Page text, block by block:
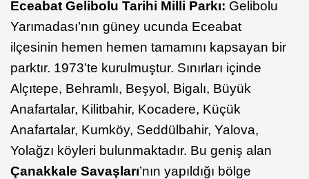
Eceabat Gelibolu Tarihi Milli Parkı: Gelibolu
Yarımadası’nın güney ucunda Eceabat
ilçesinin hemen hemen tamamını kapsayan bir
parktır. 1973’te kurulmuştur. Sınırları içinde
Alçıtepe, Behramlı, Beşyol, Bigalı, Büyük
Anafartalar, Kilitbahir, Kocadere, Küçük
Anafartalar, Kumköy, Seddülbahir, Yalova,
Yolağzı köyleri bulunmaktadır. Bu geniş alan
Çanakkale Savaşları’nın yapıldığı bölge